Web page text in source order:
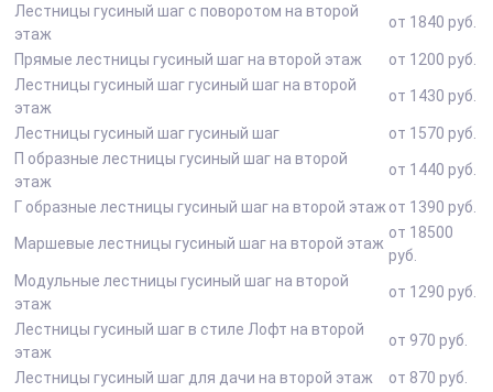
Лестницы гусиный шаг с поворотом на второй
этаж
от 1840 руб.
Прямые лестницы гусиный шаг на второй этаж
от 1200 руб.
Лестницы гусиный шаг гусиный шаг на второй
этаж
от 1430 руб.
Лестницы гусиный шаг гусиный шаг
от 1570 руб.
П образные лестницы гусиный шаг на второй
этаж
от 1440 руб.
Г образные лестницы гусиный шаг на второй этаж от 1390 руб.
Маршевые лестницы гусиный шаг на второй этаж
от 18500
руб.
Модульные лестницы гусиный шаг на второй
этаж
от 1290 руб.
Лестницы гусиный шаг в стиле Лофт на второй
этаж
от 970 руб.
Лестницы гусиный шаг для дачи на второй этаж
от 870 руб.